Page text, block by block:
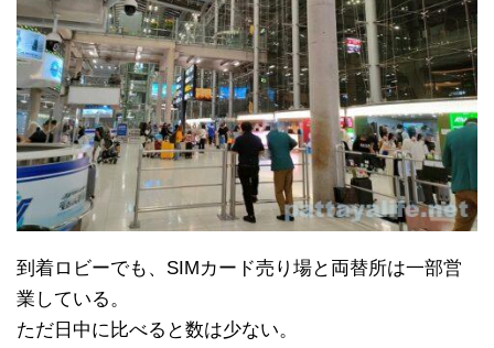
到着ロビーでも、SIMカード売り場と両替所は一部営
業している。
ただ日中に比べると数は少ない。